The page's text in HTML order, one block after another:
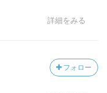
詳細をみる
フォロー